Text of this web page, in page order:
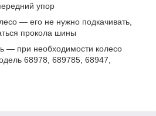
упор
— его не нужно подкачивать,
прокола шины
— при необходимости колесо
68978, 689785, 68947,